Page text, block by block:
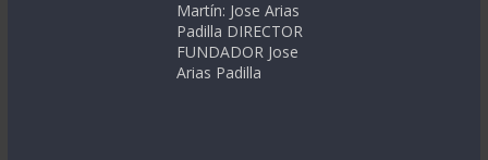
Martín: Jose Arias
Padilla DIRECTOR
FUNDADOR Jose
Arias Padilla